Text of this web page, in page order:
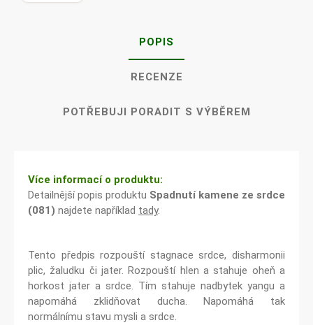
POPIS
RECENZE
POTŘEBUJI PORADIT S VÝBĚREM
Více informací o produktu:
Detailnější popis produktu Spadnutí kamene ze srdce
(081) najdete například tady.
Tento předpis rozpouští stagnace srdce, disharmonii
plic, žaludku či jater. Rozpouští hlen a stahuje oheň a
horkost jater a srdce. Tím stahuje nadbytek yangu a
napomáhá zklidňovat ducha. Napomáhá tak
normálnímu stavu mysli a srdce.